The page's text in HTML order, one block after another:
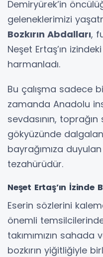
Demiryürek’in
geleneklerimizi
Bozkırın Abdalları,
Neşet Ertaş’ın
harmanladı.
Bu çalışma sadece
zamanda Anadolu
sevdasının,
gökyüzünde
bayrağımıza
tezahürüdür.
Neşet Ertaş’ın İzinde
Eserin sözlerini
önemli
takımımızın
bozkırın yiğitliğiyle